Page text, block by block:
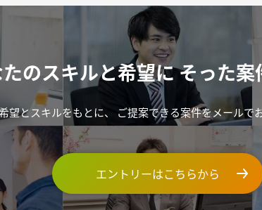
のスキルと希望にそった案
望とスキルをもとに、 ご提案できる案件をメールで
エントリーはこちらから